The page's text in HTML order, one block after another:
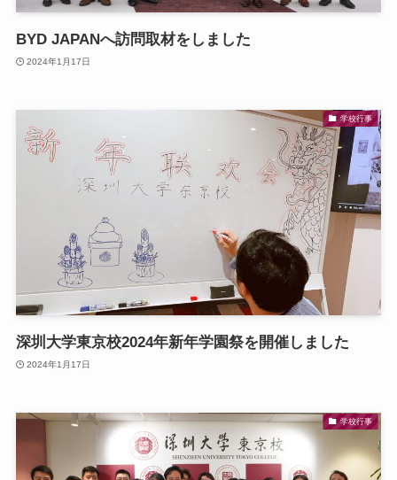
BYD JAPANへ訪問取材をしました
2024年1月17日
学校行事
深圳大学東京校2024年新年学園祭を開催しました
2024年1月17日
学校行事